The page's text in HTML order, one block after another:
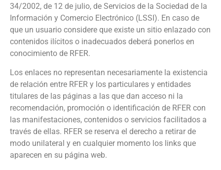
34/2002, de 12 de julio, de Servicios de la Sociedad de la
Información y Comercio Electrónico (LSSI). En caso de
que un usuario considere que existe un sitio enlazado con
contenidos ilícitos o inadecuados deberá ponerlos en
conocimiento de RFER.
Los enlaces no representan necesariamente la existencia
de relación entre RFER y los particulares y entidades
titulares de las páginas a las que dan acceso ni la
recomendación, promoción o identificación de RFER con
las manifestaciones, contenidos o servicios facilitados a
través de ellas. RFER se reserva el derecho a retirar de
modo unilateral y en cualquier momento los links que
aparecen en su página web.